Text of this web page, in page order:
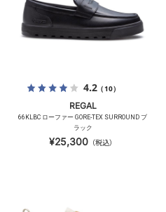
4.2（10）
REGAL
66KLBC ローファー GORE-TEX SURROUND ブ
ラック
¥25,300 （税込）